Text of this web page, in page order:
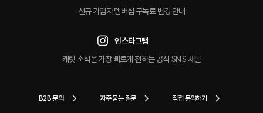
신규 가입자 멤버십 구독료 변경 안내
인스타그램
캐릿 소식을 가장 빠르게 전하는 공식 SNS 채널
B2B 문의 자주 묻는 질문 직접 문의하기